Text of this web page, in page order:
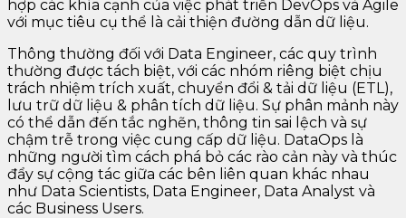
hợp các khía cạnh của việc phát triển DevOps và Agile
với mục tiêu cụ thể là cải thiện đường dẫn dữ liệu.
Thông thường đối với Data Engineer, các quy trình
thường được tách biệt, với các nhóm riêng biệt chịu
trách nhiệm trích xuất, chuyển đổi & tải dữ liệu (ETL),
lưu trữ dữ liệu & phân tích dữ liệu. Sự phân mảnh này
có thể dẫn đến tắc nghẽn, thông tin sai lệch và sự
chậm trễ trong việc cung cấp dữ liệu. DataOps là
những người tìm cách phá bỏ các rào cản này và thúc
đẩy sự cộng tác giữa các bên liên quan khác nhau
như Data Scientists, Data Engineer, Data Analyst và
các Business Users.